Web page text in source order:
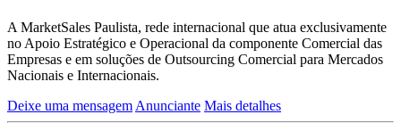
A MarketSales Paulista, rede internacional que atua exclusivamente
no Apoio Estratégico e Operacional da componente Comercial das
Empresas e em soluções de Outsourcing Comercial para Mercados
Nacionais e Internacionais.
Deixe uma mensagem Anunciante Mais detalhes